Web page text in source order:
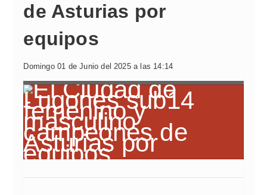
de Asturias por
equipos
Domingo 01 de Junio del 2025 a las 14:14